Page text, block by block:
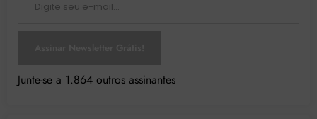
Junte-se a 1.864 outros assinantes